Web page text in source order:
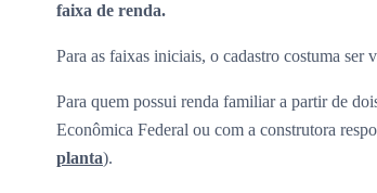
faixa de renda.
Para as faixas iniciais, o cadastro costuma
Para quem possui renda familiar a partir de
Econômica Federal ou com a construtora
planta).